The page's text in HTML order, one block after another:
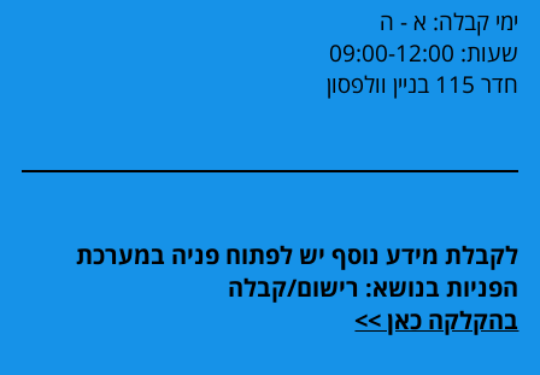
ימי קבלה: א - ה
שעות: 09:00-12:00
חדר 115 בניין וולפסון
לקבלת מידע נוסף יש לפתוח פניה במערכת
הפניות בנושא: רישום/קבלה
בהקלקה כאן >>